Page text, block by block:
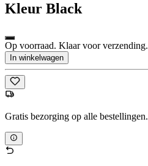
Kleur Black
Op voorraad. Klaar voor verzending.
In winkelwagen
Gratis bezorging op alle bestellingen.